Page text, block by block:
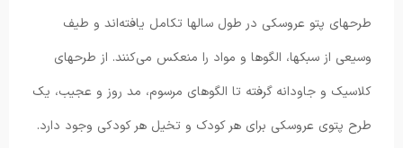
طرحهای پتو عروسکی در طول سالها تکامل یافته‌اند و طیف
وسیعی از سبکها، الگوها و مواد را منعکس می‌کنند. از طرحهای
کلاسیک و جاودانه گرفته تا الگوهای مرسوم، مد روز و عجیب، یک
طرح پتوی عروسکی برای هر کودک و تخیل هر کودکی وجود دارد.